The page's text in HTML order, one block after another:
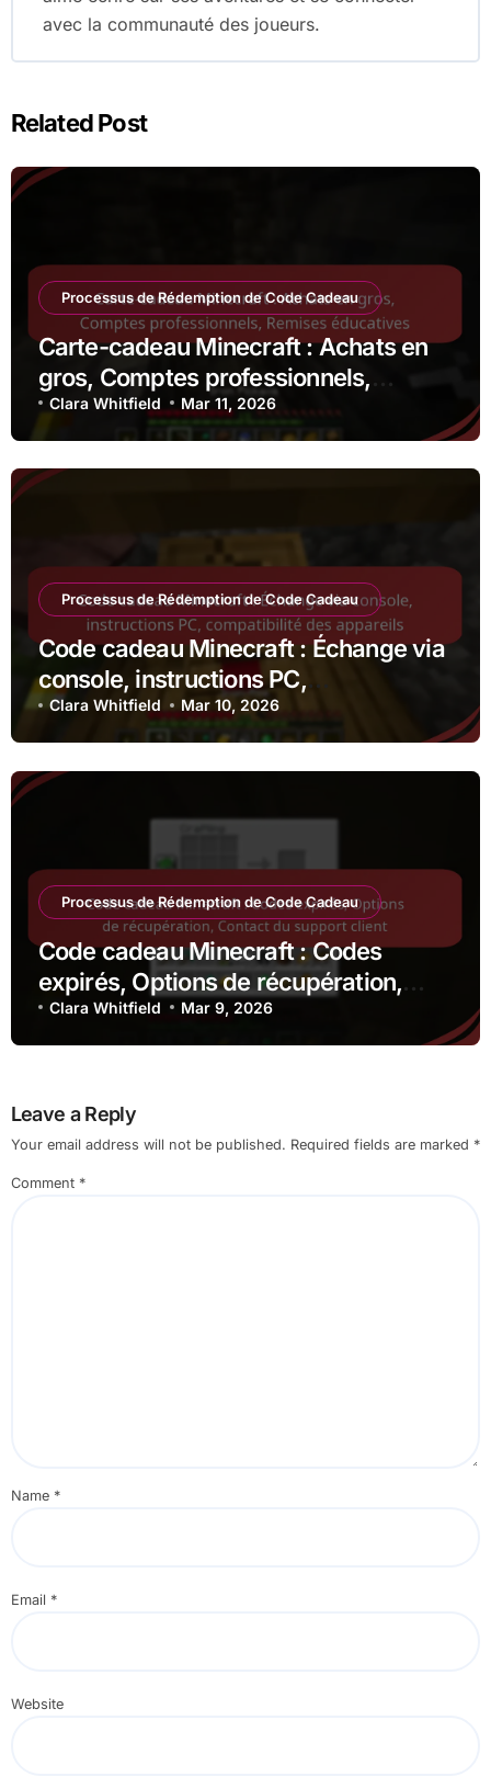
avec la communauté des joueurs.
Related Post
Processus de Rédemption de Code Cadeau
Carte-cadeau Minecraft : Achats en
gros, Comptes professionnels,
Remises éducatives
Clara Whitfield Mar 11, 2026
Processus de Rédemption de Code Cadeau
Code cadeau Minecraft : Échange via
console, instructions PC,
compatibilité des appareils
Clara Whitfield Mar 10, 2026
Processus de Rédemption de Code Cadeau
Code cadeau Minecraft : Codes
expirés, Options de récupération,
Contact du support client
Clara Whitfield Mar 9, 2026
Leave a Reply
Your email address will not be published. Required fields are marked *
Comment *
Name *
Email *
Website